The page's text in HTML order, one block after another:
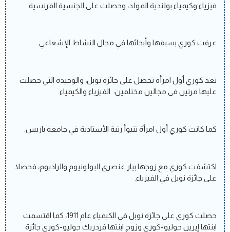
فيزياء وكيمياء بولندية المولد، وحصلت على الجنسية الفرنسية.
عرفت كوري بسبقها وأبحاثها في مجال النشاط الإشعاعي.
تعد كوري أول امرأة تحصل على جائزة نوبل، والوحيدة التي حصلت
عليها مرتين في مجالين مختلفين: الفيزياء والكيمياء.
كما كانت كوري أول امرأة تتبوأ رتبة الأستاذية في جامعة باريس.
اكتشفت كوري مع زوجها بيار عنصري البولونيوم والراديوم، فحصلا
على جائزة نوبل في الفيزياء.
حصلت كوري على جائزة نوبل في الكيمياء عام 1911، كما اقتسمت
ابنتها إيرين جوليو-كوري وزوج ابنتها فردريك جوليو-كوري جائزة